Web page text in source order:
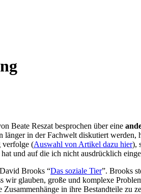
Beate Reszat besprochen über eine
länger in der Fachwelt diskutiert werden,
verfolge (Auswahl von Artikel dazu hier),
und auf die ich nicht ausdrücklich
Brooks “Das soziale Tier”. Brooks
glauben, große und komplexe
in ihre Bestandteile zu